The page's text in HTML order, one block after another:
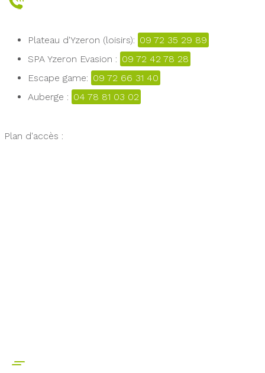
Plateau d'Yzeron (loisirs): 09 72 35 29 89
SPA Yzeron Evasion : 09 72 42 78 28
Escape game: 09 72 66 31 40
Auberge : 04 78 81 03 02
Plan d'accès :